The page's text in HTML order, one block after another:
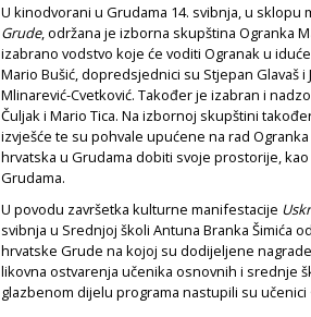
U kinodvorani u Grudama 14. svibnja, u sklopu
Grude, održana je izborna skupština Ogranka
izabrano vodstvo koje će voditi Ogranak u
Mario Bušić, dopredsjednici su Stjepan Glavaš
Mlinarević-Cvetković. Također je izabran i
Čuljak i Mario Tica. Na izbornoj skupštini
izvješće te su pohvale upućene na rad
hrvatska u Grudama dobiti svoje prostorije,
Grudama.
U povodu završetka kulturne manifestacije
svibnja u Srednjoj školi Antuna Branka Šimića
hrvatske Grude na kojoj su dodijeljene
likovna ostvarenja učenika osnovnih i srednje
glazbenom dijelu programa nastupili su